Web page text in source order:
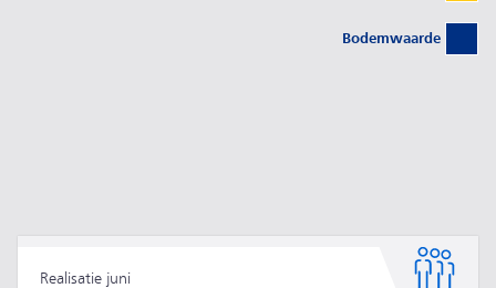
Bodemwaarde
Realisatie juni